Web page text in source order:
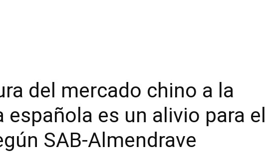
del mercado chino a la
española es un alivio para el
SAB-Almendrave